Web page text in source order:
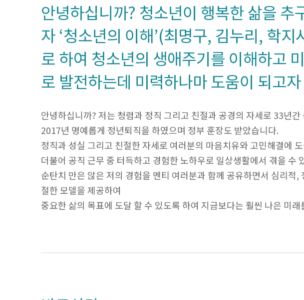
안녕하십니까? 청소년이 행복한 삶을 추
자 ‘청소년의 이해’(최명구, 김누리, 학
로 하여 청소년의 생애주기를 이해하고
로 발전하는데 미력하나마 도움이 되고
안녕하십니까? 저는 청렴과 정직 그리고 친절과 공경의 자세로 33년
2017년 명예롭게 정년퇴직을 하였으며 정부 훈장도 받았습니다.
정직과 성실 그리고 친절한 자세로 여러분의 마음치유와 고민해결에
더불어 공직 근무 중 터득하고 경험한 노하우로 일상생활에서 겪을 수
순탄치 만은 않은 저의 경험을 멘티 여러분과 함께 공유하면서 심리적,
절한 모델을 제공하여
중요한 삶의 목표에 도달 할 수 있도록 하여 지금보다는 훨씬 나은 미